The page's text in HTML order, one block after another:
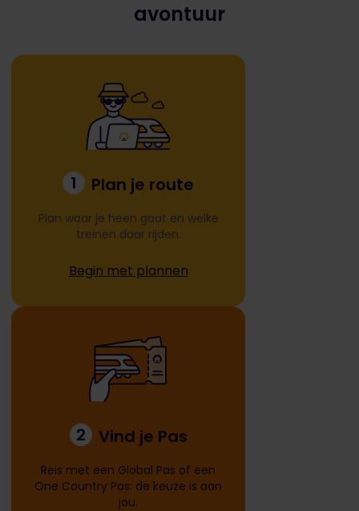
avontuur
1 Plan je route
Plan waar je heen gaat en welke
treinen daar rijden.
Begin met plannen
2 Vind je Pas
Reis met een Global Pas of een
One Country Pas: de keuze is aan
jou.